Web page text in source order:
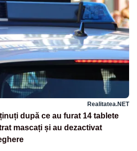
Realitatea.NET
după ce au furat 14 tablete
mascați și au dezactivat